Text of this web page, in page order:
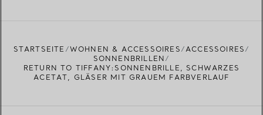
STARTSEITE WOHNEN & ACCESSOIRES
ACCESSOIRES
SONNENBRILLEN
RETURN TO TIFFANY:SONNENBRILLE, SCHWARZES
ACETAT, GLÄSER MIT GRAUEM FARBVERLAUF